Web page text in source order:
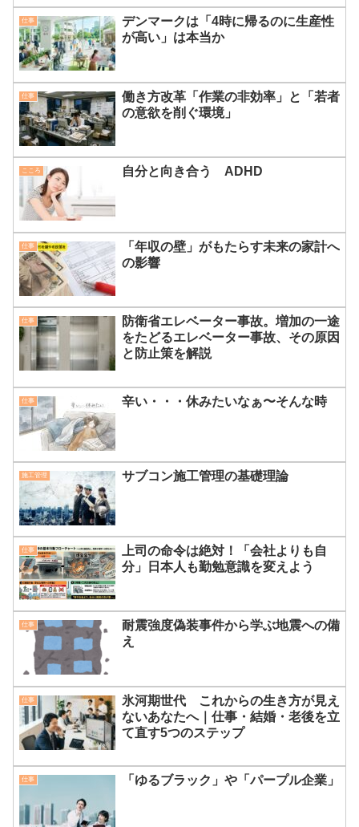
仕事
デンマークは「4時に帰るのに生産性
が高い」は本当か
仕事
働き方改革「作業の非効率」と「若者
の意欲を削ぐ環境」
こころ 自分と向き合う ADHD
仕事
「年収の壁」がもたらす未来の家計へ
の影響
仕事
防衛省エレベーター事故。増加の一途
をたどるエレベーター事故、その原因
と防止策を解説
仕事 辛い・・・休みたいなぁ〜そんな時
施工管理 サブコン施工管理の基礎理論
仕事
上司の命令は絶対！「会社よりも自
分」日本人も勤勉意識を変えよう
仕事
耐震強度偽装事件から学ぶ地震への備
え
仕事
氷河期世代 これからの生き方が見え
ないあなたへ｜仕事・結婚・老後を立
て直す5つのステップ
仕事 「ゆるブラック」や「パープル企業」